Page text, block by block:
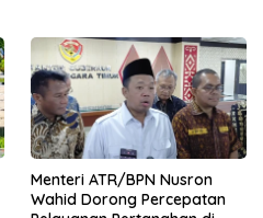
Menteri ATR/BPN Nusron
Wahid Dorong Percepatan